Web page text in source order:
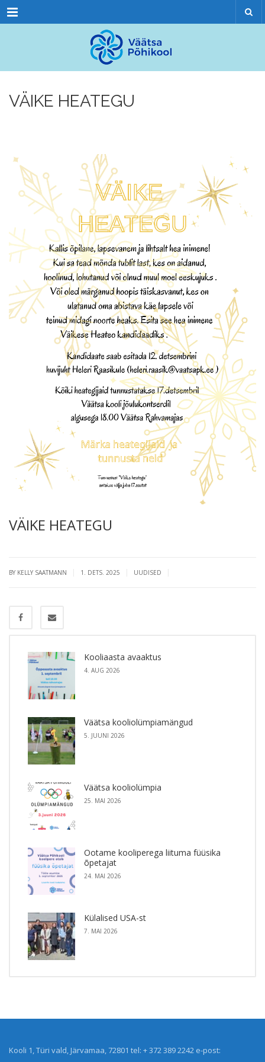
Menu
VÄIKE HEATEGU
VÄIKE HEATEGU
BY KELLY SAATMANN 1. DETS. 2025 UUDISED
Kooliaasta avaaktus
4. AUG 2026
Väätsa kooliolümpiamängud
5. JUUNI 2026
Väätsa kooliolümpia
25. MAI 2026
Ootame kooliperega liituma füüsika
õpetajat
24. MAI 2026
Külalised USA-st
7. MAI 2026
Kooli 1, Türi vald, Järvamaa, 72801 tel: + 372 389 2242 e-post: